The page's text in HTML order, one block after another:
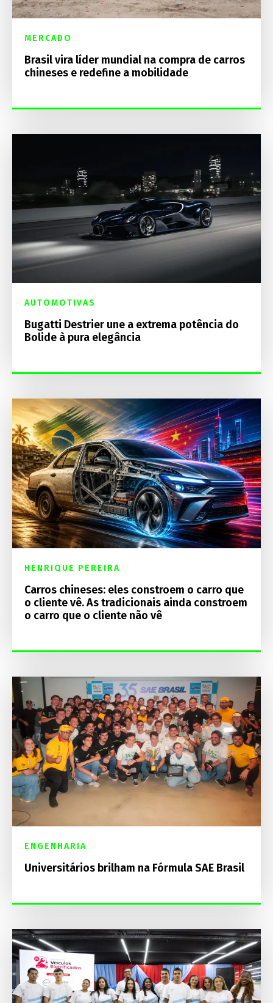
MERCADO
Brasil vira líder mundial na compra de carros
chineses e redefine a mobilidade
AUTOMOTIVAS
Bugatti Destrier une a extrema potência do
Bolide à pura elegância
HENRIQUE PEREIRA
Carros chineses: eles constroem o carro que
o cliente vê. As tradicionais ainda constroem
o carro que o cliente não vê
ENGENHARIA
Universitários brilham na Fórmula SAE Brasil